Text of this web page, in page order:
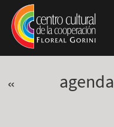
Pasar al contenido principal
Jump to main content
« agenda